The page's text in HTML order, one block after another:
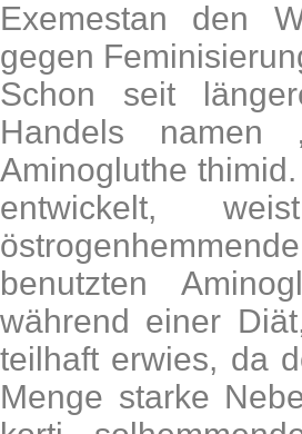
Exemestan den
gegen
Schon seit
Handels namen
Aminogluthe
entwickelt,
benutzten
während einer
teilhaft erwies, da
Menge starke